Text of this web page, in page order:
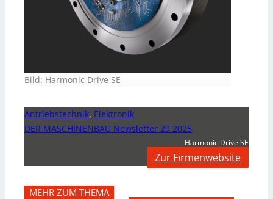
Bild: Harmonic Drive SE
Antriebstechnik, Elektronik
DER MASCHINENBAU Newsletter 29 2025
Harmonic Drive SE
Zur Firmenwebsite
MEHR ZUM THEMA